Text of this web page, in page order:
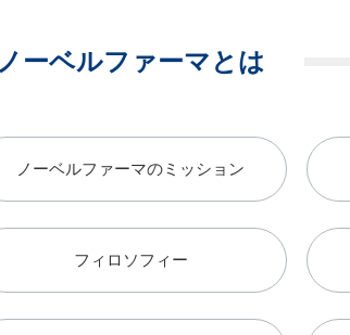
ノーベルファーマとは
ノーベルファーマのミッション
フィロソフィー